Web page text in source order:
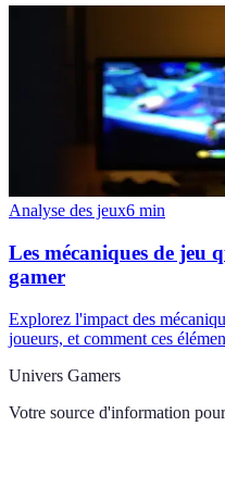
Analyse des jeux6 min
Les mécaniques de jeu
gamer
Explorez l'impact des
joueurs, et comment ces
Univers Gamers
Votre source d'information